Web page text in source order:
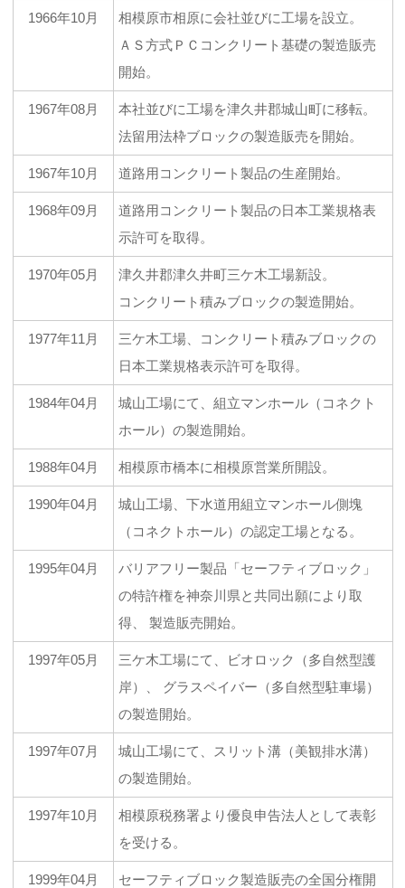
1966年10月
相模原市相原に会社並びに工場を設立。
ＡＳ方式ＰＣコンクリート基礎の製造販売
開始。
1967年08月
本社並びに工場を津久井郡城山町に移転。
法留用法枠ブロックの製造販売を開始。
1967年10月 道路用コンクリート製品の生産開始。
1968年09月
道路用コンクリート製品の日本工業規格表
示許可を取得。
1970年05月
津久井郡津久井町三ケ木工場新設。
コンクリート積みブロックの製造開始。
1977年11月
三ケ木工場、コンクリート積みブロックの
日本工業規格表示許可を取得。
1984年04月
城山工場にて、組立マンホール（コネクト
ホール）の製造開始。
1988年04月 相模原市橋本に相模原営業所開設。
1990年04月
城山工場、下水道用組立マンホール側塊
（コネクトホール）の認定工場となる。
1995年04月
バリアフリー製品「セーフティブロック」
の特許権を神奈川県と共同出願により取
得、 製造販売開始。
1997年05月
三ケ木工場にて、ビオロック（多自然型護
岸）、 グラスペイバー（多自然型駐車場）
の製造開始。
1997年07月
城山工場にて、スリット溝（美観排水溝）
の製造開始。
1997年10月
相模原税務署より優良申告法人として表彰
を受ける。
1999年04月
セーフティブロック製造販売の全国分権開